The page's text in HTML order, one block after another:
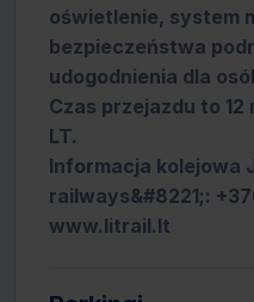
oświetlenie, system
bezpieczeństwa
udogodnienia dla
Czas przejazdu to
LT.
Informacja kolejowa
railways&#8221;:
www.litrail.lt